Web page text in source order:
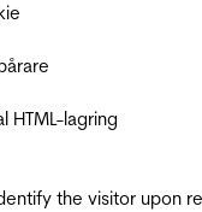
HTML-lagring
the visitor upon